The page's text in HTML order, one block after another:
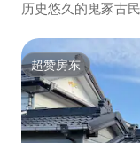
历史悠久的鬼冢古
超赞房东
超赞房东